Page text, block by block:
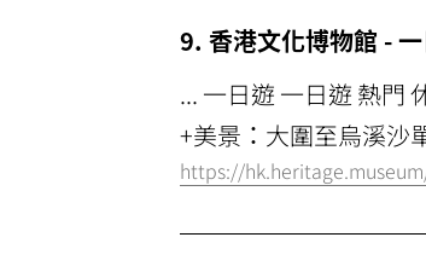
9. 香港文化博物館 -
... 一日遊 一日遊 熱門
+美景：大圍至烏溪沙
https://